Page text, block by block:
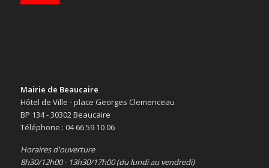
Mairie de Beaucaire
Hôtel de Ville - place Georges Clemenceau
BP 134 - 30302 Beaucaire
Téléphone : 04 66 59 10 06
Horaires d'ouverture
8h30/12h00 - 13h30/17h00 (du lundi au vendredi)